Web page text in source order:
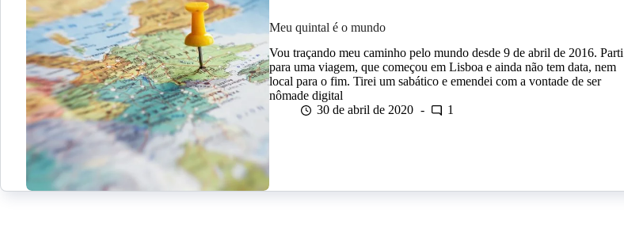
Meu quintal é o mundo
Vou traçando meu caminho pelo mundo desde 9 de abril de 2016. Parti
para uma viagem, que começou em Lisboa e ainda não tem data, nem
local para o fim. Tirei um sabático e emendei com a vontade de ser
nômade digital
30 de abril de 2020
1